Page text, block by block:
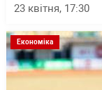
23 квітня, 17:30
Економіка